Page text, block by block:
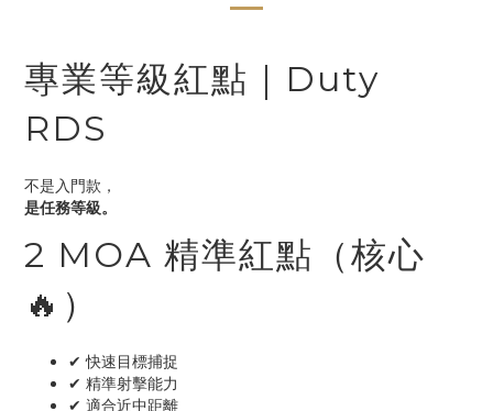
專業等級紅點｜Duty
RDS
不是入門款，
是任務等級。
2 MOA 精準紅點（核心
🔥）
✔ 快速目標捕捉
✔ 精準射擊能力
✔ 適合近中距離